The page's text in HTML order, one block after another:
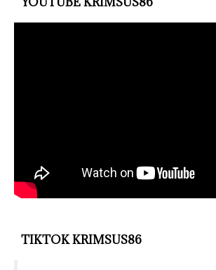
TIKTOK KRIMSUS86